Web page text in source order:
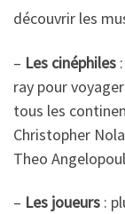
découvrir les
– Les cinéphiles
ray pour
tous les
Christopher
Theo
– Les joueurs :